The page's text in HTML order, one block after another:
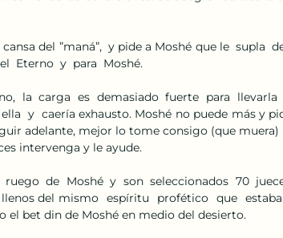
del ”maná”,  y pide a Moshé que le  supla
Eterno  y  para  Moshé.
la  carga  es  demasiado  fuerte  para  llevarla
y  caería exhausto. Moshé no puede más y
adelante, mejor lo tome consigo (que muera)
intervenga y le ayude.
ruego  de  Moshé  y  son  seleccionados  70
del mismo  espíritu  profético  que
el bet din de Moshé en medio del desierto.